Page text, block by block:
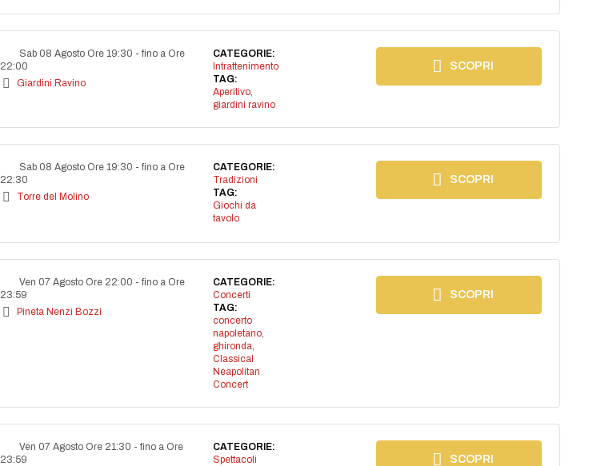
Sab 08 Agosto Ore 19:30 - fino a Ore
22:00
Giardini Ravino
CATEGORIE:
Intrattenimento
TAG:
Aperitivo,
giardini ravino
SCOPRI
Sab 08 Agosto Ore 19:30 - fino a Ore
22:30
Torre del Molino
CATEGORIE:
Tradizioni
TAG:
Giochi da
tavolo
SCOPRI
Ven 07 Agosto Ore 22:00 - fino a Ore
23:59
Pineta Nenzi Bozzi
CATEGORIE:
Concerti
TAG:
concerto
napoletano,
ghironda,
Classical
Neapolitan
Concert
SCOPRI
Ven 07 Agosto Ore 21:30 - fino a Ore
23:59
CATEGORIE:
Spettacoli
SCOPRI